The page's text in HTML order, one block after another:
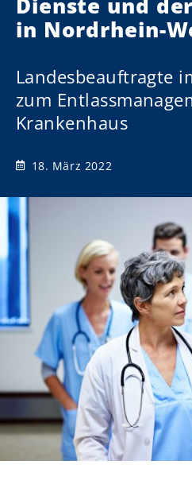
in Nordrhein-
Landesbeauftragte
zum
Krankenhaus
18. März 2022